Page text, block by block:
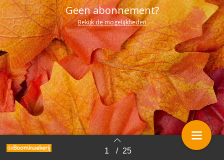
Geen abonnement?
Bekijk de mogelijkheden
Terug naar overzicht 1 / 25